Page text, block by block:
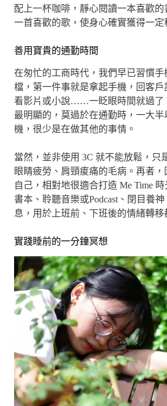
配上一杯咖啡，靜心閱讀一本喜歡
一首喜歡的歌，使身心確實獲得一定
善用寶貴的通勤時間
在匆忙的工商時代，我們早已習慣
檔，第一件事就是拿起手機，回客戶
看影片或小說……一眨眼時間就過了
最明顯的，莫過於在通勤時，一大
機，很少是在做其他的事情。
當然，並非使用 3C 就不能放鬆，只
眼睛疲勞、肩頸痠痛的毛病。再者
自己，相對地很適合打造 Me Time
書本、聆聽音樂或Podcast、閉目養
息，用於上班前、下班後的情緒轉移
實踐睡前的一分鐘冥想